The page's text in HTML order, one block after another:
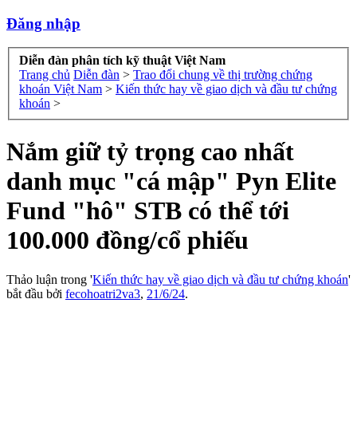
Đăng nhập
Diễn đàn phân tích kỹ thuật Việt Nam
Trang chủ Diễn đàn > Trao đổi chung về thị trường chứng
khoán Việt Nam > Kiến thức hay về giao dịch và đầu tư chứng
khoán >
Nắm giữ tỷ trọng cao nhất
danh mục "cá mập" Pyn Elite
Fund "hô" STB có thể tới
100.000 đồng/cổ phiếu
Thảo luận trong 'Kiến thức hay về giao dịch và đầu tư chứng khoán'
bắt đầu bởi fecohoatri2va3, 21/6/24.